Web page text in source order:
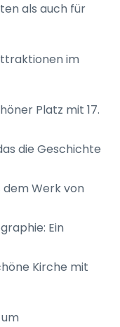
als auch für
im
Platz mit 17.
die Geschichte
dem Werk von
Ein
Kirche mit